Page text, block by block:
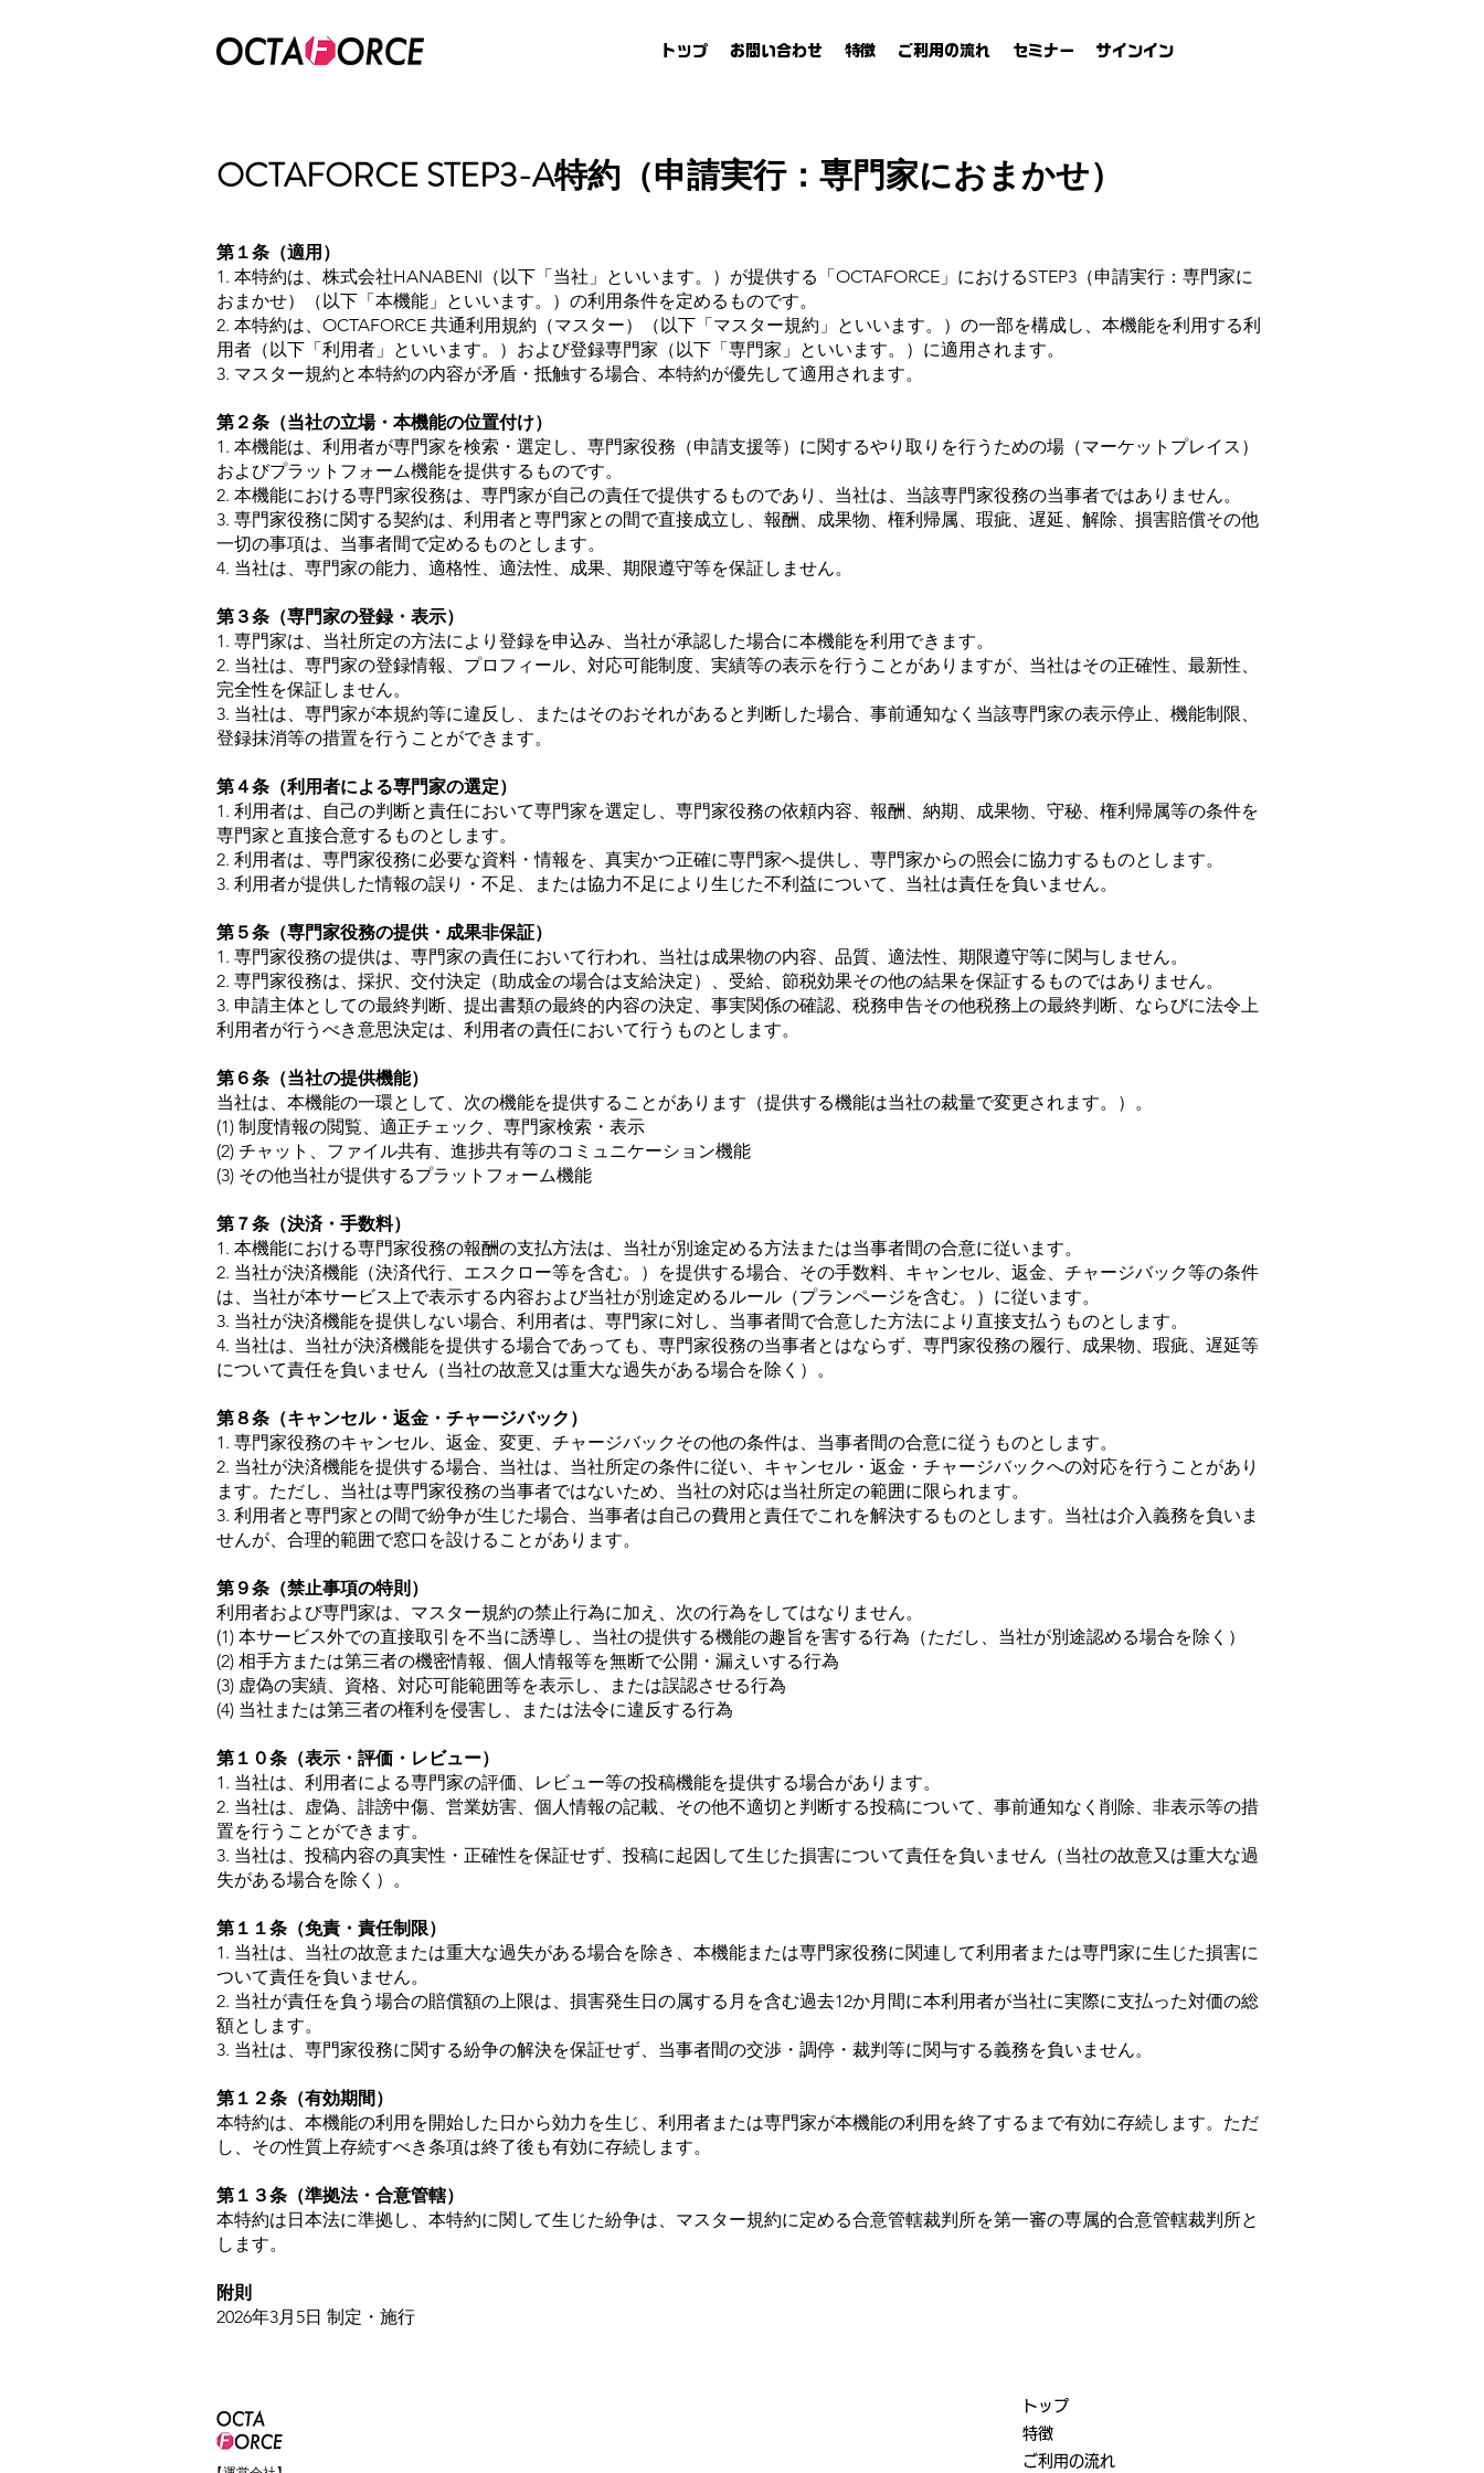
トップ お問い合わせ 特徴 ご利用の流れ セミナー サインイン
OCTAFORCE STEP3-A特約（申請実行：専門家におまかせ）
第１条（適用）
1. 本特約は、株式会社HANABENI（以下「当社」といいます。）が提供する「OCTAFORCE」におけるSTEP3（申請実行：専門家に
おまかせ）（以下「本機能」といいます。）の利用条件を定めるものです。
2. 本特約は、OCTAFORCE 共通利用規約（マスター）（以下「マスター規約」といいます。）の一部を構成し、本機能を利用する利
用者（以下「利用者」といいます。）および登録専門家（以下「専門家」といいます。）に適用されます。
3. マスター規約と本特約の内容が矛盾・抵触する場合、本特約が優先して適用されます。
第２条（当社の立場・本機能の位置付け）
1. 本機能は、利用者が専門家を検索・選定し、専門家役務（申請支援等）に関するやり取りを行うための場（マーケットプレイス）
およびプラットフォーム機能を提供するものです。
2. 本機能における専門家役務は、専門家が自己の責任で提供するものであり、当社は、当該専門家役務の当事者ではありません。
3. 専門家役務に関する契約は、利用者と専門家との間で直接成立し、報酬、成果物、権利帰属、瑕疵、遅延、解除、損害賠償その他
一切の事項は、当事者間で定めるものとします。
4. 当社は、専門家の能力、適格性、適法性、成果、期限遵守等を保証しません。
第３条（専門家の登録・表示）
1. 専門家は、当社所定の方法により登録を申込み、当社が承認した場合に本機能を利用できます。
2. 当社は、専門家の登録情報、プロフィール、対応可能制度、実績等の表示を行うことがありますが、当社はその正確性、最新性、
完全性を保証しません。
3. 当社は、専門家が本規約等に違反し、またはそのおそれがあると判断した場合、事前通知なく当該専門家の表示停止、機能制限、
登録抹消等の措置を行うことができます。
第４条（利用者による専門家の選定）
1. 利用者は、自己の判断と責任において専門家を選定し、専門家役務の依頼内容、報酬、納期、成果物、守秘、権利帰属等の条件を
専門家と直接合意するものとします。
2. 利用者は、専門家役務に必要な資料・情報を、真実かつ正確に専門家へ提供し、専門家からの照会に協力するものとします。
3. 利用者が提供した情報の誤り・不足、または協力不足により生じた不利益について、当社は責任を負いません。
第５条（専門家役務の提供・成果非保証）
1. 専門家役務の提供は、専門家の責任において行われ、当社は成果物の内容、品質、適法性、期限遵守等に関与しません。
2. 専門家役務は、採択、交付決定（助成金の場合は支給決定）、受給、節税効果その他の結果を保証するものではありません。
3. 申請主体としての最終判断、提出書類の最終的内容の決定、事実関係の確認、税務申告その他税務上の最終判断、ならびに法令上
利用者が行うべき意思決定は、利用者の責任において行うものとします。
第６条（当社の提供機能）
当社は、本機能の一環として、次の機能を提供することがあります（提供する機能は当社の裁量で変更されます。）。
(1) 制度情報の閲覧、適正チェック、専門家検索・表示
(2) チャット、ファイル共有、進捗共有等のコミュニケーション機能
(3) その他当社が提供するプラットフォーム機能
第７条（決済・手数料）
1. 本機能における専門家役務の報酬の支払方法は、当社が別途定める方法または当事者間の合意に従います。
2. 当社が決済機能（決済代行、エスクロー等を含む。）を提供する場合、その手数料、キャンセル、返金、チャージバック等の条件
は、当社が本サービス上で表示する内容および当社が別途定めるルール（プランページを含む。）に従います。
3. 当社が決済機能を提供しない場合、利用者は、専門家に対し、当事者間で合意した方法により直接支払うものとします。
4. 当社は、当社が決済機能を提供する場合であっても、専門家役務の当事者とはならず、専門家役務の履行、成果物、瑕疵、遅延等
について責任を負いません（当社の故意又は重大な過失がある場合を除く）。
第８条（キャンセル・返金・チャージバック）
1. 専門家役務のキャンセル、返金、変更、チャージバックその他の条件は、当事者間の合意に従うものとします。
2. 当社が決済機能を提供する場合、当社は、当社所定の条件に従い、キャンセル・返金・チャージバックへの対応を行うことがあり
ます。ただし、当社は専門家役務の当事者ではないため、当社の対応は当社所定の範囲に限られます。
3. 利用者と専門家との間で紛争が生じた場合、当事者は自己の費用と責任でこれを解決するものとします。当社は介入義務を負いま
せんが、合理的範囲で窓口を設けることがあります。
第９条（禁止事項の特則）
利用者および専門家は、マスター規約の禁止行為に加え、次の行為をしてはなりません。
(1) 本サービス外での直接取引を不当に誘導し、当社の提供する機能の趣旨を害する行為（ただし、当社が別途認める場合を除く）
(2) 相手方または第三者の機密情報、個人情報等を無断で公開・漏えいする行為
(3) 虚偽の実績、資格、対応可能範囲等を表示し、または誤認させる行為
(4) 当社または第三者の権利を侵害し、または法令に違反する行為
第１０条（表示・評価・レビュー）
1. 当社は、利用者による専門家の評価、レビュー等の投稿機能を提供する場合があります。
2. 当社は、虚偽、誹謗中傷、営業妨害、個人情報の記載、その他不適切と判断する投稿について、事前通知なく削除、非表示等の措
置を行うことができます。
3. 当社は、投稿内容の真実性・正確性を保証せず、投稿に起因して生じた損害について責任を負いません（当社の故意又は重大な過
失がある場合を除く）。
第１１条（免責・責任制限）
1. 当社は、当社の故意または重大な過失がある場合を除き、本機能または専門家役務に関連して利用者または専門家に生じた損害に
ついて責任を負いません。
2. 当社が責任を負う場合の賠償額の上限は、損害発生日の属する月を含む過去12か月間に本利用者が当社に実際に支払った対価の総
額とします。
3. 当社は、専門家役務に関する紛争の解決を保証せず、当事者間の交渉・調停・裁判等に関与する義務を負いません。
第１２条（有効期間）
本特約は、本機能の利用を開始した日から効力を生じ、利用者または専門家が本機能の利用を終了するまで有効に存続します。ただ
し、その性質上存続すべき条項は終了後も有効に存続します。
第１３条（準拠法・合意管轄）
本特約は日本法に準拠し、本特約に関して生じた紛争は、マスター規約に定める合意管轄裁判所を第一審の専属的合意管轄裁判所と
します。
附則
2026年3月5日 制定・施行
トップ
特徴
ご利用の流れ